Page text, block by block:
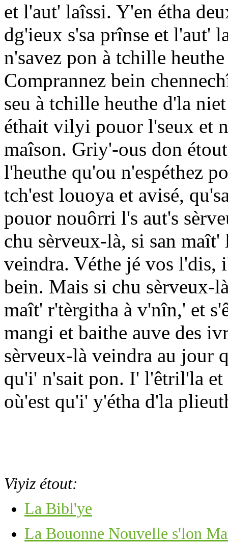
et l'aut' laîssi. Y'en étha
dg'ieux s'sa prînse et l'aut'
n'savez pon à tchille
Comprannez bein
seu à tchille heuthe d'la
éthait vilyi pouor l'seux et
maîson. Griy'-ous don
l'heuthe qu'ou n'espéthez
tch'est louoya et avisé,
pouor nouôrri l's aut's
chu sèrveux-là, si san
veindra. Véthe jé vos l'dis,
bein. Mais si chu sèrveux-
maît' r'tèrgitha à v'nîn,' et
mangi et baithe auve des
sèrveux-là veindra au jour
qu'i' n'sait pon. I' l'êtril'la et
où'est qu'i' y'étha d'la
Viyiz étout:
La Bibl'ye
La Bouonne Nouvelle s'lon